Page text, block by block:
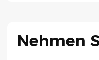
Nehmen